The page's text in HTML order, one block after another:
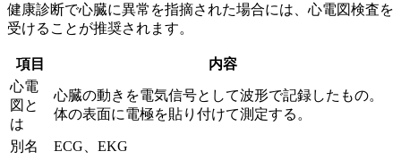
健康診断で心臓に異常を指摘された場合には、心電図検査を
受けることが推奨されます。
項目
内容
心電
図と
は
心臓の動きを電気信号として波形で記録したもの。
体の表面に電極を貼り付けて測定する。
別名 ECG、EKG